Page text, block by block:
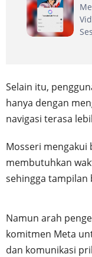
Selain itu,
hanya dengan
navigasi terasa
Mosseri
membutuhkan
sehingga
Namun arah
komitmen Meta
dan komunikasi